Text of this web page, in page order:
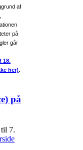
af
på
går
18.
her).
på
til 7.